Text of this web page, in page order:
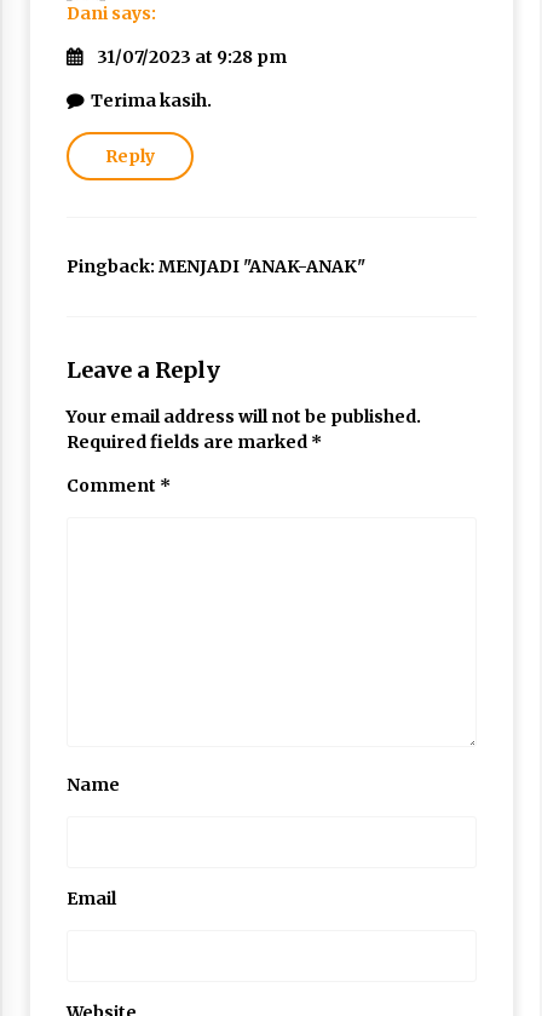
Dani says:
31/07/2023 at 9:28 pm
Terima kasih.
Reply
Pingback: MENJADI "ANAK-ANAK"
Leave a Reply
Your email address will not be published.
Required fields are marked *
Comment *
Name
Email